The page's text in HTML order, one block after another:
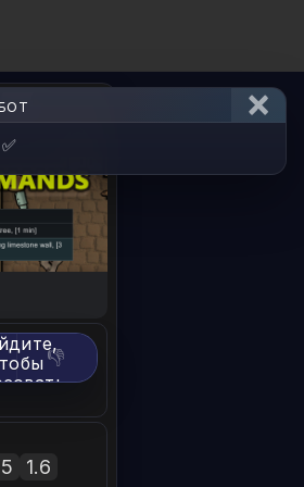
👎
1.6